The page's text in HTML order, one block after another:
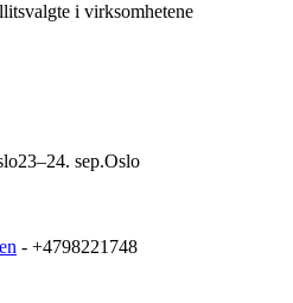
i virksomhetene
23–24. sep.Oslo
- +4798221748